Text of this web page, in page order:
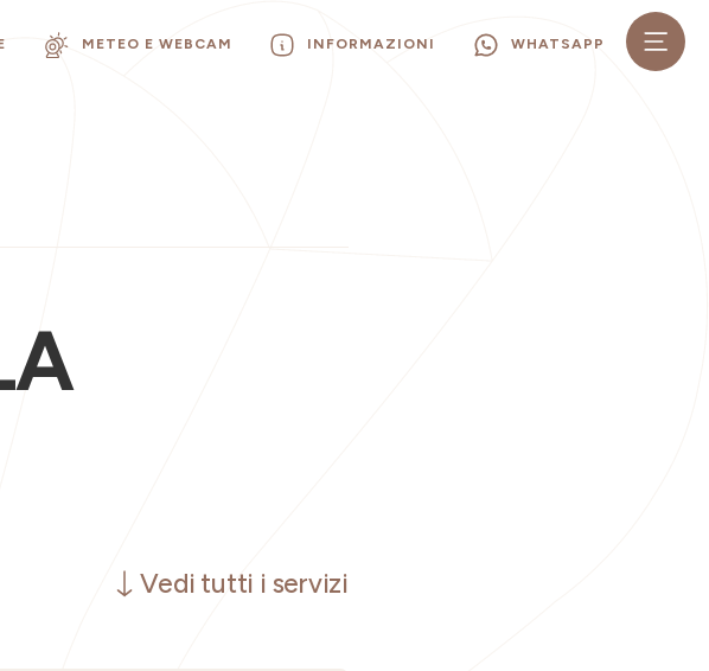
METEO E WEBCAM INFORMAZIONI WHATSAPP
Vedi tutti i servizi